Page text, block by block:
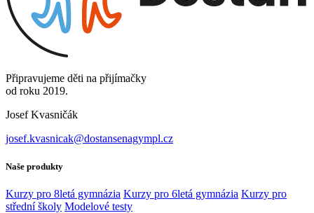
Připravujeme děti na přijímačky
od roku 2019.
Josef Kvasničák
josef.kvasnicak@dostansenagympl.cz
Naše produkty
Kurzy pro 8letá gymnázia Kurzy pro 6letá gymnázia Kurzy pro
střední školy Modelové testy